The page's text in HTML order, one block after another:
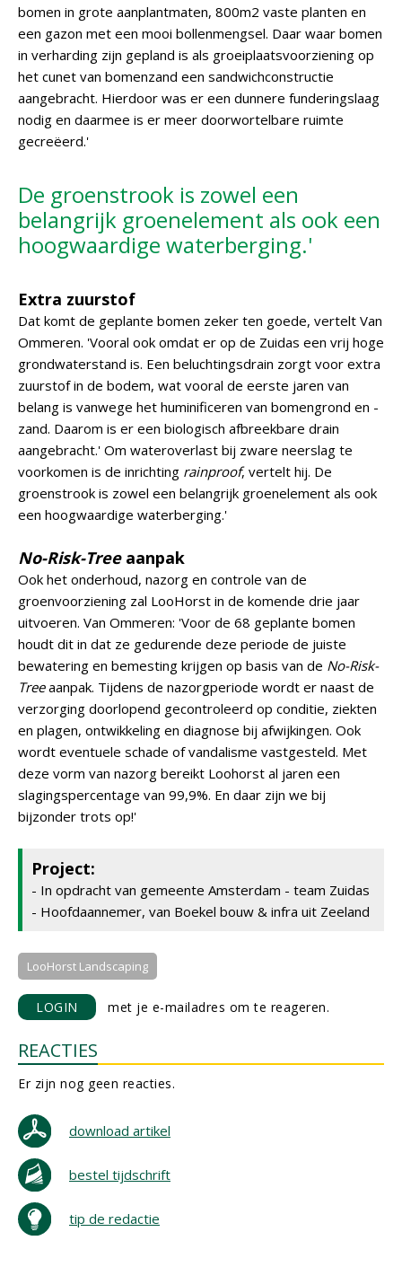
bomen in grote aanplantmaten, 800m2 vaste planten en
een gazon met een mooi bollenmengsel. Daar waar bomen
in verharding zijn gepland is als groeiplaatsvoorziening op
het cunet van bomenzand een sandwichconstructie
aangebracht. Hierdoor was er een dunnere funderingslaag
nodig en daarmee is er meer doorwortelbare ruimte
gecreëerd.'
De groenstrook is zowel een
belangrijk groenelement als ook een
hoogwaardige waterberging.'
Extra zuurstof
Dat komt de geplante bomen zeker ten goede, vertelt Van
Ommeren. 'Vooral ook omdat er op de Zuidas een vrij hoge
grondwaterstand is. Een beluchtingsdrain zorgt voor extra
zuurstof in de bodem, wat vooral de eerste jaren van
belang is vanwege het huminificeren van bomengrond en -
zand. Daarom is er een biologisch afbreekbare drain
aangebracht.' Om wateroverlast bij zware neerslag te
voorkomen is de inrichting rainproof, vertelt hij. De
groenstrook is zowel een belangrijk groenelement als ook
een hoogwaardige waterberging.'
No-Risk-Treeaanpak
Ook het onderhoud, nazorg en controle van de
groenvoorziening zal LooHorst in de komende drie jaar
uitvoeren. Van Ommeren: 'Voor de 68 geplante bomen
houdt dit in dat ze gedurende deze periode de juiste
bewatering en bemesting krijgen op basis van de No-Risk-
Treeaanpak. Tijdens de nazorgperiode wordt er naast de
verzorging doorlopend gecontroleerd op conditie, ziekten
en plagen, ontwikkeling en diagnose bij afwijkingen. Ook
wordt eventuele schade of vandalisme vastgesteld. Met
deze vorm van nazorg bereikt Loohorst al jaren een
slagingspercentage van 99,9%. En daar zijn we bij
bijzonder trots op!'
Project:
- In opdracht van gemeente Amsterdam - team Zuidas
- Hoofdaannemer, van Boekel bouw & infra uit Zeeland
LooHorst Landscaping
LOGIN met je e-mailadres om te reageren.
REACTIES
Er zijn nog geen reacties.
download artikel
bestel tijdschrift
tip de redactie